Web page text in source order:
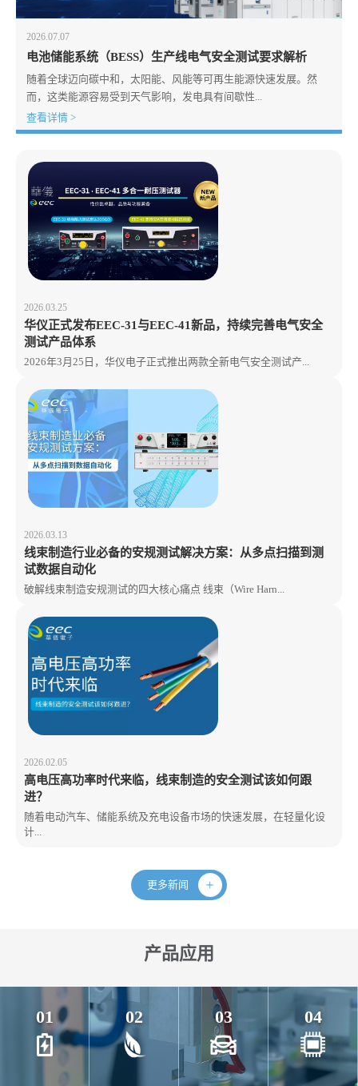
2026.07.07
电池储能系统（BESS）生产线电气安全测试要求解析
随着全球迈向碳中和，太阳能、风能等可再生能源快速发展。然
而，这类能源容易受到天气影响，发电具有间歇性...
查看详情 >
2026.03.25
华仪正式发布EEC-31与EEC-41新品，持续完善电气安全
测试产品体系
2026年3月25日，华仪电子正式推出两款全新电气安全测试产...
2026.03.13
线束制造行业必备的安规测试解决方案：从多点扫描到测
试数据自动化
破解线束制造安规测试的四大核心痛点 线束（Wire Harn...
2026.02.05
高电压高功率时代来临，线束制造的安全测试该如何跟
进？
随着电动汽车、储能系统及充电设备市场的快速发展，在轻量化设
计...
更多新闻
产品应用
01 02 03 04